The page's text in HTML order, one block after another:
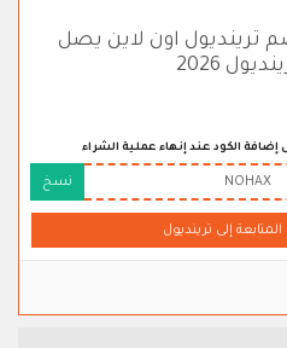
ترينديول اون لاين يصل
إضافة الكود عند إنهاء عملية الشراء
NOHAX نسخ
المتابعة إلى ترينديول